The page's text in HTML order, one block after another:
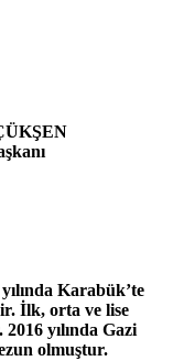
Karabük’te
İlk, orta ve lise
yılında Gazi
olmuştur.